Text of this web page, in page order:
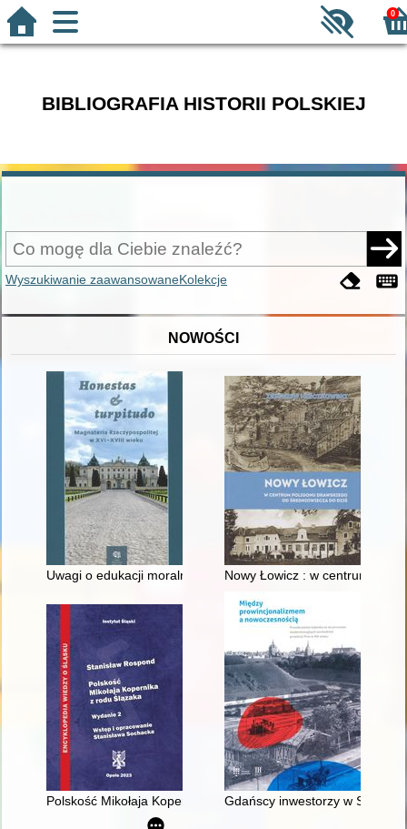
0
BIBLIOGRAFIA HISTORII POLSKIEJ
Wyszukiwanie zaawansowaneKolekcje
NOWOŚCI
Uwagi o edukacji moralnej synów szlacheckich w XVI-
Nowy Łowicz : w centrum
Polskość Mikołaja Kopernika z rodu Ślązaka
Gdańscy inwestorzy w